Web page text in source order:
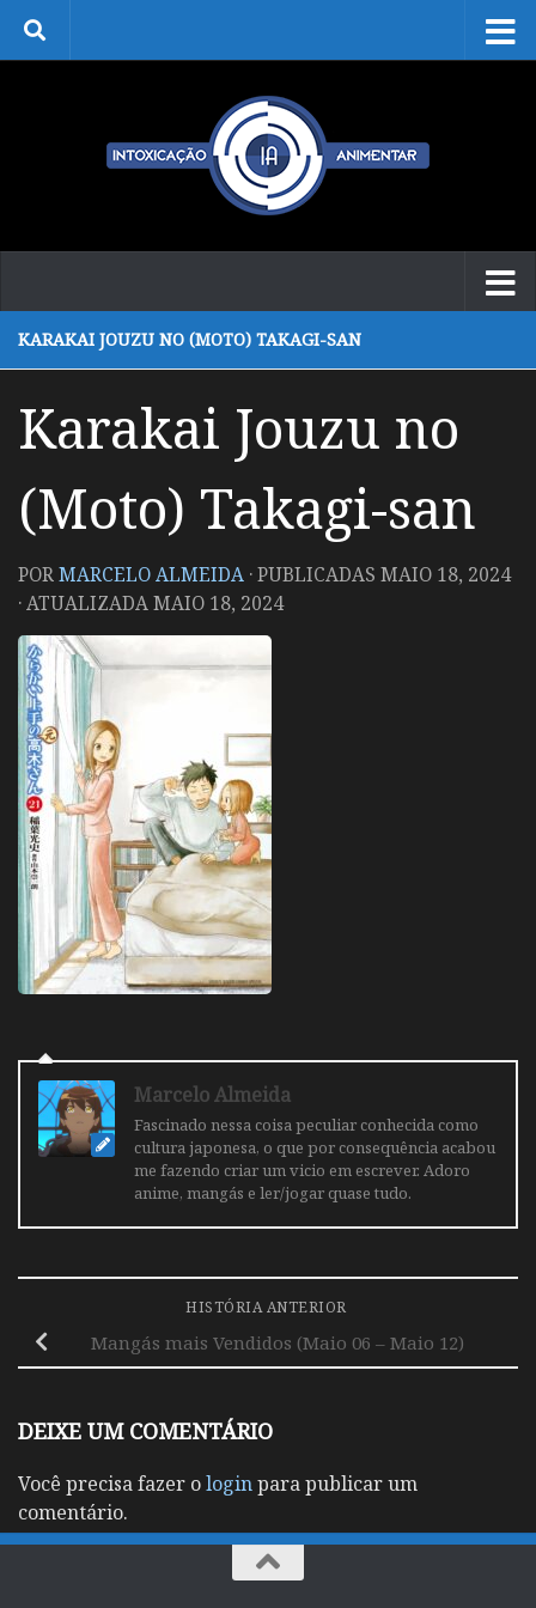
Skip to content
KARAKAI JOUZU NO (MOTO) TAKAGI-SAN
Karakai Jouzu no
(Moto) Takagi-san
PORMARCELO ALMEIDA · PUBLICADAS MAIO 18, 2024
· ATUALIZADAMAIO 18, 2024
Marcelo Almeida
Fascinado nessa coisa peculiar conhecida como
cultura japonesa, o que por consequência acabou
me fazendo criar um vicio em escrever. Adoro
anime, mangás e ler/jogar quase tudo.
HISTÓRIA ANTERIOR
Mangás mais Vendidos (Maio 06 – Maio 12)
DEIXE UM COMENTÁRIO
Você precisa fazer ologinpara publicar um
comentário.